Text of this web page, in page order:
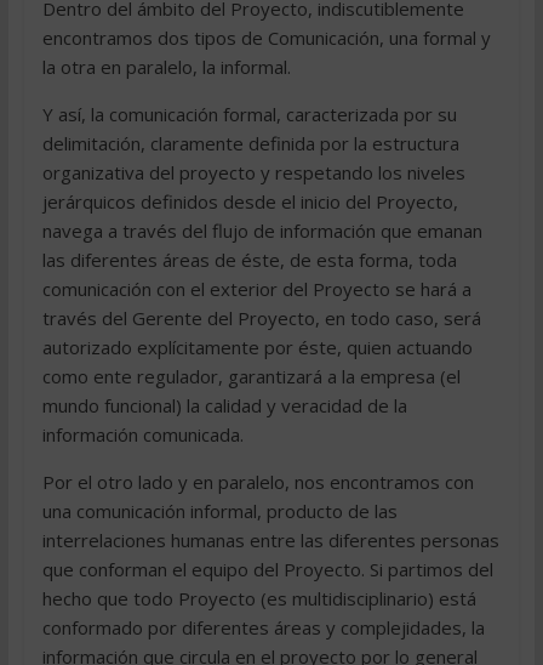
Dentro del ámbito del Proyecto, indiscutiblemente
encontramos dos tipos de Comunicación, una formal y
la otra en paralelo, la informal.
Y así, la comunicación formal, caracterizada por su
delimitación, claramente definida por la estructura
organizativa del proyecto y respetando los niveles
jerárquicos definidos desde el inicio del Proyecto,
navega a través del flujo de información que emanan
las diferentes áreas de éste, de esta forma, toda
comunicación con el exterior del Proyecto se hará a
través del Gerente del Proyecto, en todo caso, será
autorizado explícitamente por éste, quien actuando
como ente regulador, garantizará a la empresa (el
mundo funcional) la calidad y veracidad de la
información comunicada.
Por el otro lado y en paralelo, nos encontramos con
una comunicación informal, producto de las
interrelaciones humanas entre las diferentes personas
que conforman el equipo del Proyecto. Si partimos del
hecho que todo Proyecto (es multidisciplinario) está
conformado por diferentes áreas y complejidades, la
información que circula en el proyecto por lo general